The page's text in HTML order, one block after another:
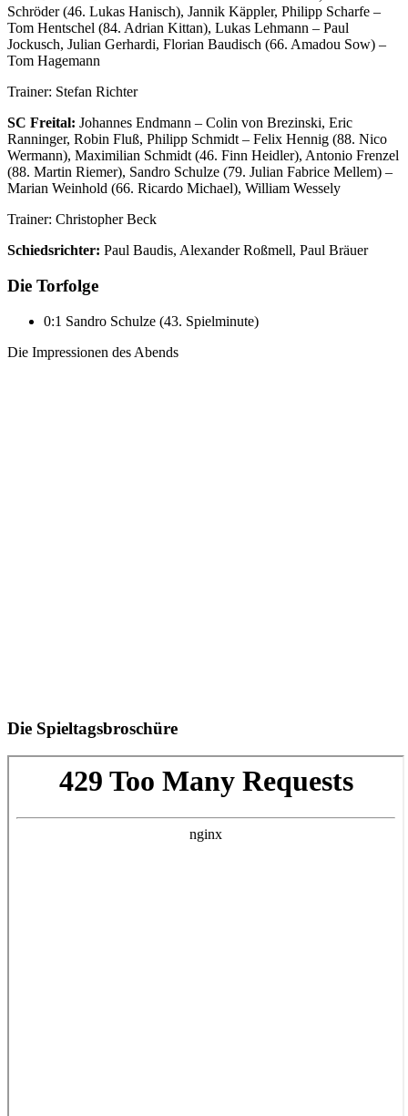
Schröder (46. Lukas Hanisch), Jannik Käppler, Philipp Scharfe –
Tom Hentschel (84. Adrian Kittan), Lukas Lehmann – Paul
Jockusch, Julian Gerhardi, Florian Baudisch (66. Amadou Sow) –
Tom Hagemann
Trainer: Stefan Richter
SC Freital: Johannes Endmann – Colin von Brezinski, Eric
Ranninger, Robin Fluß, Philipp Schmidt – Felix Hennig (88. Nico
Wermann), Maximilian Schmidt (46. Finn Heidler), Antonio Frenzel
(88. Martin Riemer), Sandro Schulze (79. Julian Fabrice Mellem) –
Marian Weinhold (66. Ricardo Michael), William Wessely
Trainer: Christopher Beck
Schiedsrichter: Paul Baudis, Alexander Roßmell, Paul Bräuer
Die Torfolge
0:1 Sandro Schulze (43. Spielminute)
Die Impressionen des Abends
Die Spieltagsbroschüre